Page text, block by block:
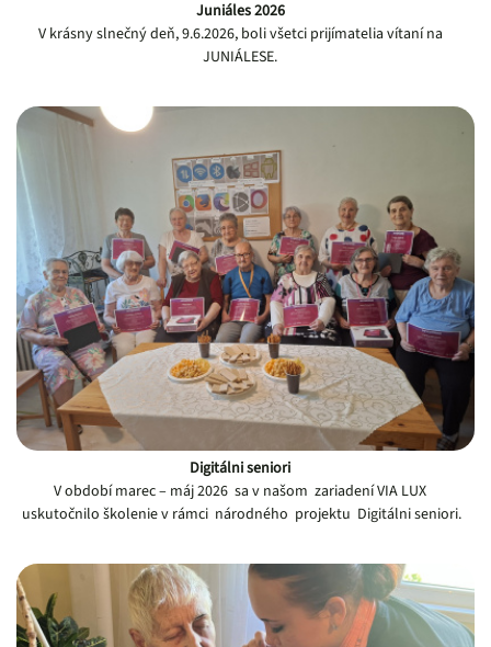
Juniáles 2026
V krásny slnečný deň, 9.6.2026, boli všetci prijímatelia vítaní na
JUNIÁLESE.
Digitálni seniori
V období marec – máj 2026 sa v našom zariadení VIA LUX
uskutočnilo školenie v rámci národného projektu Digitálni seniori.